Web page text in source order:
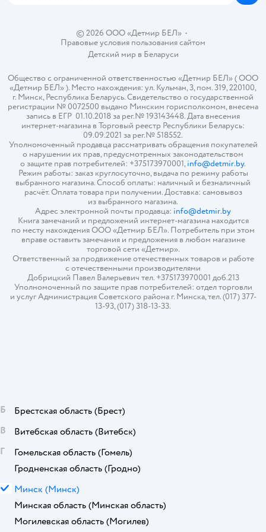
© 2026 ООО «Детмир БЕЛ»•
Правовые условия пользования сайтом
Детский мир в Беларуси
Общество с ограниченной ответственностью «Детмир БЕЛ» ( ООО
«Детмир БЕЛ» ). Место нахождения: ул. Кульман, 3, пом. 319, 220100,
г. Минск, Республика Беларусь. Свидетельство о государственной
регистрации № 0072500 выдано Минским горисполкомом, внесена
запись в ЕГР 01.10.2018 за рег.№ 193143448. Дата внесения
интернет-магазина в Торговый реестр Республики Беларусь:
09.09.2021 за рег.№ 518552.
Уполномоченный продавца рассматривать обращения покупателей
о нарушении их прав, предусмотренных законодательством
о защите прав потребителей: +375173970001,info@detmir.by.
Режим работы: заказ круглосуточно, выдача по режиму работы
выбранного магазина. Способ оплаты: наличный и безналичный
расчёт. Оплата товара при получении. Доставка: самовывоз
из выбранного магазина.
Адрес электронной почты продавца: info@detmir.by
Книга замечаний и предложений интернет-магазина находится
по месту нахождения ООО «Детмир БЕЛ». Потребитель при этом
вправе оставить замечания и предложения в любом магазине
торговой сети «Детмир».
Ответственный за продвижение отечественных товаров и работе
с отечественными производителями
Добрицкий Павел Валерьевич тел. +375173970001 доб.213
Уполномоченный по защите прав потребителей: отдел торговли
и услуг Администрация Советского района г. Минска, тел. (017) 377-
13-93, (017) 318-13-33.
Б Брестская область (Брест)
В
Витебская область (Витебск)
Г
Гомельская область (Гомель)
Гродненская область (Гродно)
М Минск (Минск)
Минская область (Минская область)
Могилевская область (Могилев)